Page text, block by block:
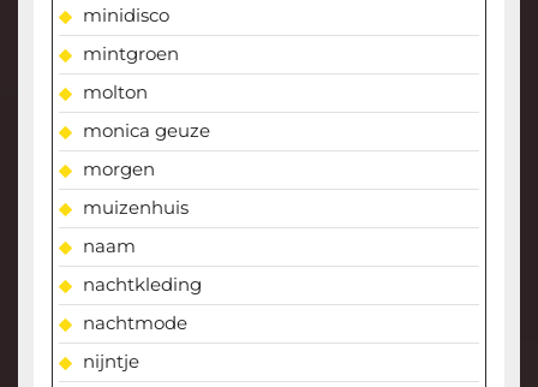
minidisco
mintgroen
molton
monica geuze
morgen
muizenhuis
naam
nachtkleding
nachtmode
nijntje